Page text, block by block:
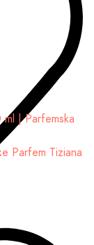
Parfem Tiziana